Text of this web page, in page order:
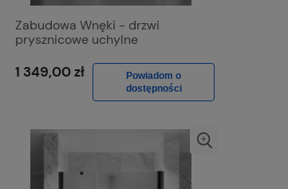
Zabudowa Wnęki - drzwi
prysznicowe uchylne
Połysk, Szkło Grafitowe
1 349,00 zł
Powiadom o
dostępności